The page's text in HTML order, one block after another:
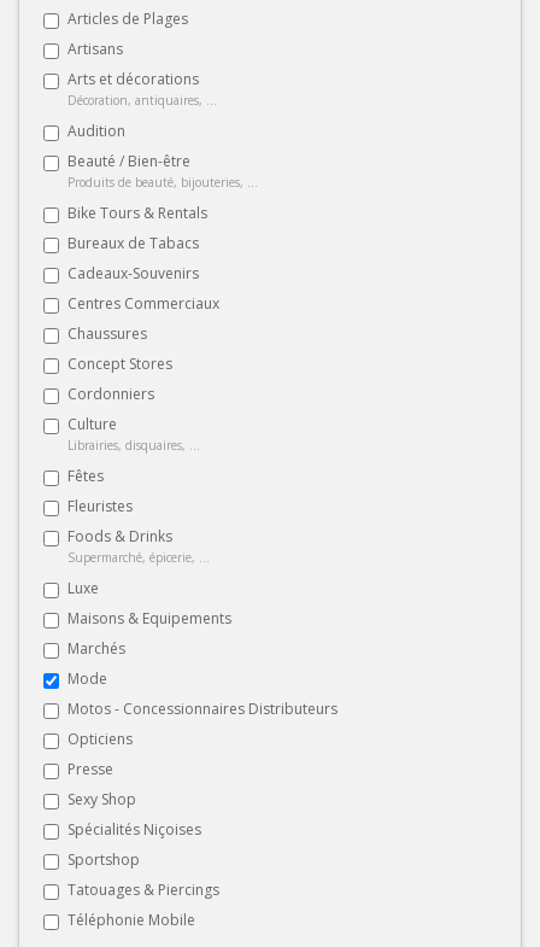
Articles de Plages
Artisans
Arts et décorations
Décoration, antiquaires, ...
Audition
Beauté / Bien-être
Produits de beauté, bijouteries, ...
Bike Tours & Rentals
Bureaux de Tabacs
Cadeaux-Souvenirs
Centres Commerciaux
Chaussures
Concept Stores
Cordonniers
Culture
Librairies, disquaires, ...
Fêtes
Fleuristes
Foods & Drinks
Supermarché, épicerie, ...
Luxe
Maisons & Equipements
Marchés
Mode
Motos - Concessionnaires Distributeurs
Opticiens
Presse
Sexy Shop
Spécialités Niçoises
Sportshop
Tatouages & Piercings
Téléphonie Mobile